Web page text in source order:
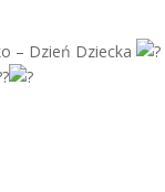
– Dzień Dziecka